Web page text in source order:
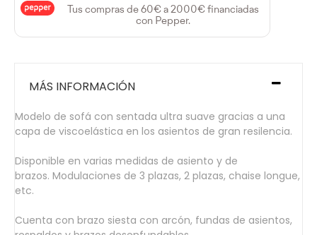
Tus compras de 60€ a 2000€ financiadas
con Pepper.
MÁS INFORMACIÓN
Modelo de sofá con sentada ultra suave gracias a una
capa de viscoelástica en los asientos de gran resilencia.
Disponible en varias medidas de asiento y de
brazos. Modulaciones de 3 plazas, 2 plazas, chaise longue,
etc.
Cuenta con brazo siesta con arcón, fundas de asientos,